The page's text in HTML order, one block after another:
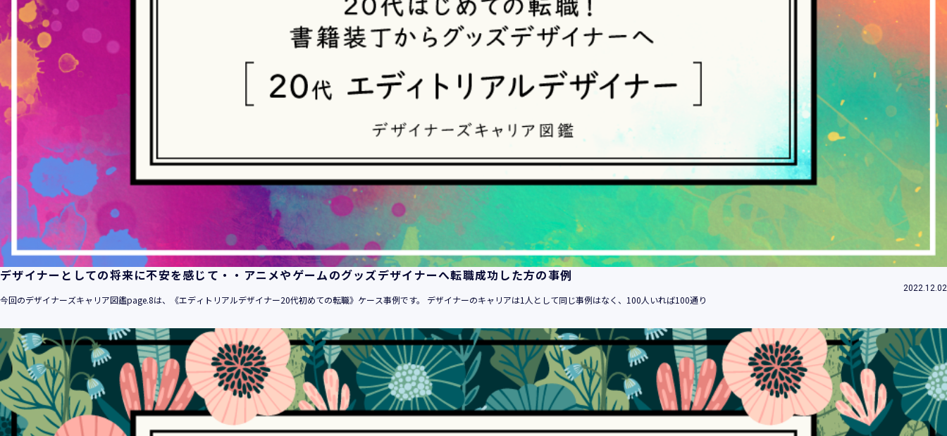
ザや携帯電話の種類、IPアドレスなどの情報を含みます。
【個人情報の利用目的の公表】
当社は、個人情報を次の利用目的の範囲内で利用することを、個人情報の保護に関する法律（個人情報保護
法）第21条第１項及びJISQ15001:2017の附属書A.3.4.2.4に基づき公表します。
＜個人情報の利用目的＞
１．当社のサービスを提供するため
３．当社のサービスの運営・管理のため
４．当社のサービスに関するご案内、お問い合せ等への対応のため
５．当社、その他当社のサービスについての調査・データ集積、改善、研究開発のため
６．当社がおすすめする商品・サービスなどのご案内を送信・送付するため
７．当社とお客様の間での必要な連絡を行うため
８．当社のサービスに関する当社の規約、ポリシー等（以下「規約等」といいます。）に違反する行為に対す
る対応のため
９．当社のサービスに関する規約等の変更などを通知するため
10．その他当社とお客様との間で同意した目的のため
が取り扱う商品・サービスに関するご案内や資料の送付のため
12．上記 １ から １１に附随する目的のため
・登録者情報
1．登録者に対する各種人材サービスの提供（求人情報の提供を含みます。）のため
2．登録者に対する「活躍の場の創造」と「就業の機会の創出」目的の情報提供のため
デザイナーとしての将来に不安を感じて・・アニメやゲームのグッズデザイナーへ転職成功した方の事例
2022.12.02
今回のデザイナーズキャリア図鑑page.8は、《エディトリアルデザイナー20代初めての転職》ケース事例です。 デザイナーのキャリアは1人として同じ事例はなく、100人いれば100通り